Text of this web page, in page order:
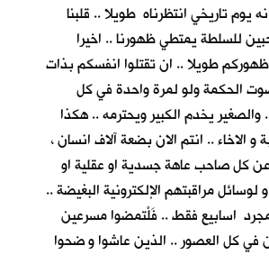
تاريخي انتظرناه طويلا .. قلبنا
للسلطة يمتطي ظهورنا .. اخيرا
طويلا .. ان تقتلوا انفسكم بذات
الحكمة ولو لمرة واحدة في كل
يخدم الكبير ويحترمه .. هكذا
.. انتم الان بضعة آلاف انسان ،
كل صاحب عاهة جسدية او عقلية او
مراقبتهم الإلكترونية البغيضة ..
اسابيع فقط .. فَلْتمضوا مسرعين
في كل العصور .. الذين عاشوا و ضحوا